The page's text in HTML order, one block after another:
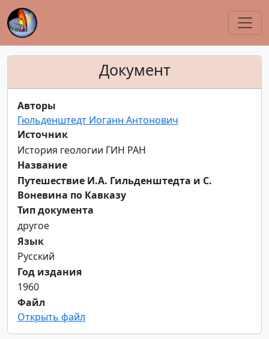
Документ
Авторы
Гюльденштедт Иоганн Антонович
Источник
История геологии ГИН РАН
Название
Путешествие И.А. Гильденштедта и С.
Воневина по Кавказу
Тип документа
другое
Язык
Русский
Год издания
1960
Файл
Открыть файл